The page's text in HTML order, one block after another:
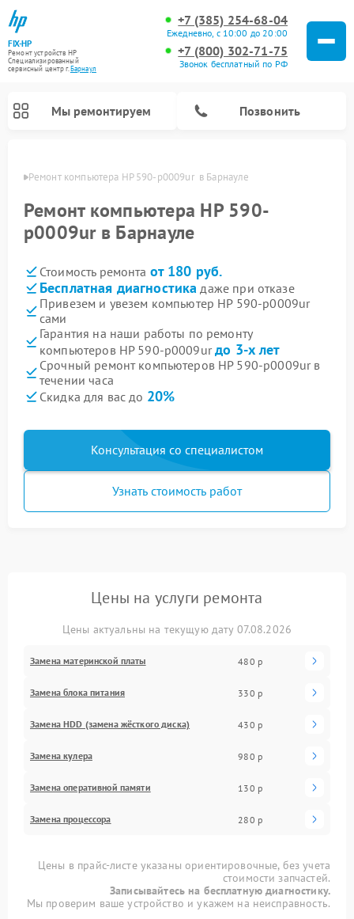
FIX-HP
Ремонт устройств HP
Специализированный
cервисный центр г.Барнаул
+7 (385) 254-68-04
Ежедневно, с 10:00 до 20:00
+7 (800) 302-71-75
Звонок бесплатный по РФ
Мы ремонтируем Позвонить
Ремонт компьютера HP 590-p0009ur  в Барнауле
Ремонт компьютера HP 590-
p0009ur в Барнауле
Стоимость ремонта от 180 руб.
Бесплатная диагностика даже при отказе
Привезем и увезем компьютер HP 590-p0009ur
сами
Гарантия на наши работы по ремонту
компьютеров HP 590-p0009urдо 3-х лет
Срочный ремонт компьютеров HP 590-p0009ur в
течении часа
Скидка для вас до 20%
Консультация со специалистом
Узнать стоимость работ
Цены на услуги ремонта
Цены актуальны на текущую дату 07.08.2026
Замена материнской платы 480 р
Замена блока питания 330 р
Замена HDD (замена жёсткого диска) 430 р
Замена кулера 980 р
Замена оперативной памяти 130 р
Замена процессора 280 р
Цены в прайс-листе указаны ориентировочные, без учета
стоимости запчастей.
Записывайтесь на бесплатную диагностику.
Мы проверим ваше устройство и укажем на неисправность.